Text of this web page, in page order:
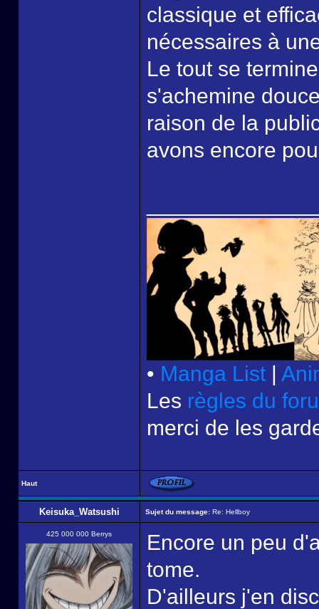
classique et
nécessaires à
Le tout se
s'achemine
raison de la
avons encore
• Manga List |
Les règles du
merci de les
Haut
Keisuka_Watsushi Sujet du message: Re: Hellboy
425 000 000 Berrys
Encore un peu
tome.
D'ailleurs j'en